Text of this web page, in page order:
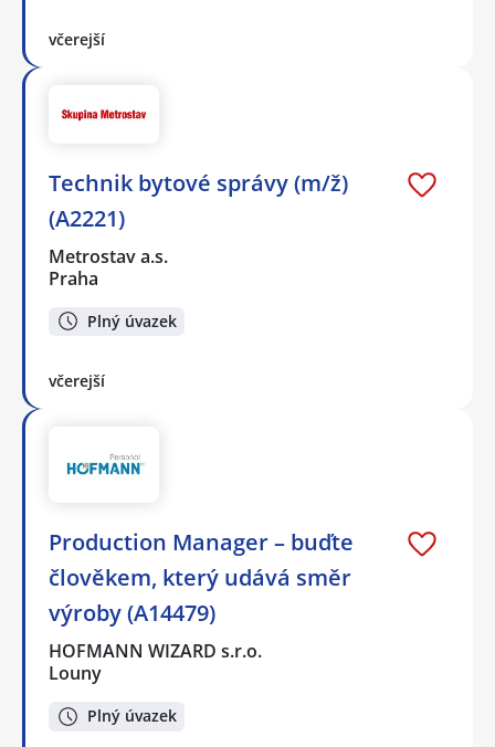
včerejší
Technik bytové správy (m/ž)
(A2221)
Metrostav a.s.
Praha
Plný úvazek
včerejší
Production Manager – buďte
člověkem, který udává směr
výroby (A14479)
HOFMANN WIZARD s.r.o.
Louny
Plný úvazek